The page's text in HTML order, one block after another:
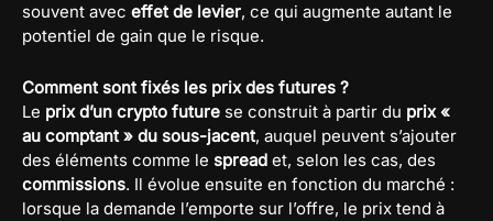
souvent avec effet de levier, ce qui augmente autant le
potentiel de gain que le risque.
Comment sont fixés les prix des futures ?
Le prix d’un crypto future se construit à partir du prix «
au comptant » du sous-jacent, auquel peuvent s’ajouter
des éléments comme le spread et, selon les cas, des
commissions. Il évolue ensuite en fonction du marché :
lorsque la demande l’emporte sur l’offre, le prix tend à